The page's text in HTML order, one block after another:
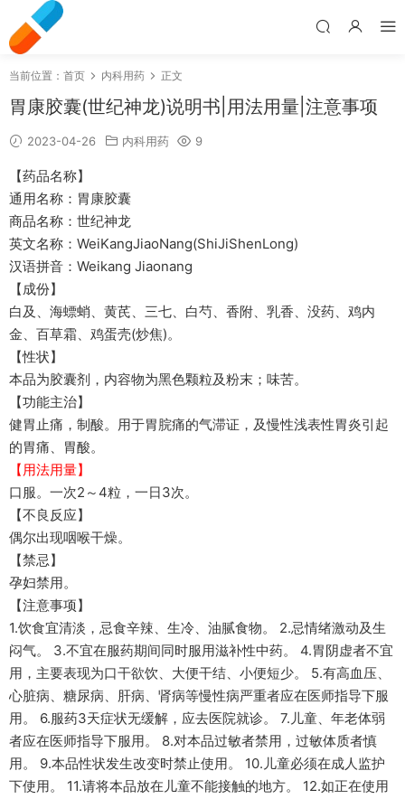
当前位置： 首页 内科用药 正文
胃康胶囊(世纪神龙)说明书|用法用量|注意事项
2023-04-26 内科用药 9
【药品名称】
通用名称：胃康胶囊
商品名称：世纪神龙
英文名称：WeiKangJiaoNang(ShiJiShenLong)
汉语拼音：Weikang Jiaonang
【成份】
白及、海螵蛸、黄芪、三七、白芍、香附、乳香、没药、鸡内
金、百草霜、鸡蛋壳(炒焦)。
【性状】
本品为胶囊剂，内容物为黑色颗粒及粉末；味苦。
【功能主治】
健胃止痛，制酸。用于胃脘痛的气滞证，及慢性浅表性胃炎引起
的胃痛、胃酸。
【用法用量】
口服。一次2～4粒，一日3次。
【不良反应】
偶尔出现咽喉干燥。
【禁忌】
孕妇禁用。
【注意事项】
1.饮食宜清淡，忌食辛辣、生冷、油腻食物。 2.忌情绪激动及生
闷气。 3.不宜在服药期间同时服用滋补性中药。 4.胃阴虚者不宜
用，主要表现为口干欲饮、大便干结、小便短少。 5.有高血压、
心脏病、糖尿病、肝病、肾病等慢性病严重者应在医师指导下服
用。 6.服药3天症状无缓解，应去医院就诊。 7.儿童、年老体弱
者应在医师指导下服用。 8.对本品过敏者禁用，过敏体质者慎
用。 9.本品性状发生改变时禁止使用。 10.儿童必须在成人监护
下使用。 11.请将本品放在儿童不能接触的地方。 12.如正在使用